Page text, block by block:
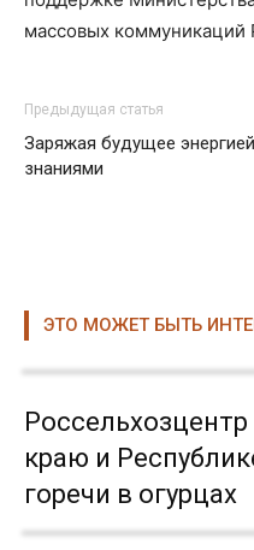
массовых коммуникаций
Предыдущая статья
Заряжая будущее
знаниями
ЭТО МОЖЕТ БЫТЬ
краю и
горечи в огурцах